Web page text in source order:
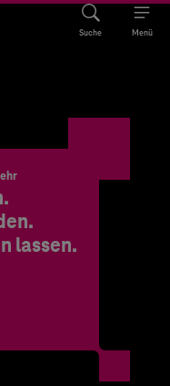
Suche Menü
lassen.